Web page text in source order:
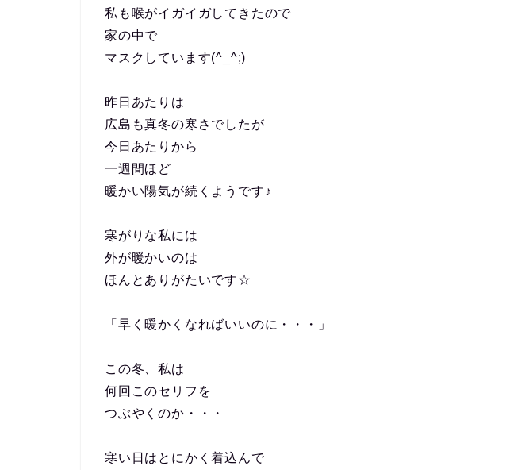
私も喉がイガイガしてきたので
家の中で
マスクしています(^_^;)
昨日あたりは
広島も真冬の寒さでしたが
今日あたりから
一週間ほど
暖かい陽気が続くようです♪
寒がりな私には
外が暖かいのは
ほんとありがたいです☆
「早く暖かくなればいいのに・・・」
この冬、私は
何回このセリフを
つぶやくのか・・・
寒い日はとにかく着込んで